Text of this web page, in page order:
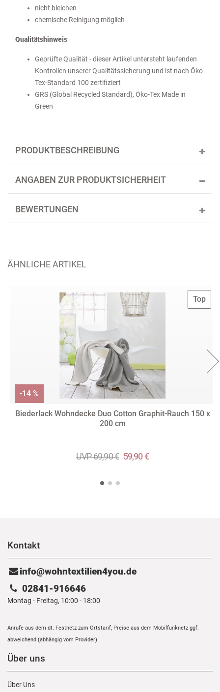
nicht bleichen
chemische Reinigung möglich
Qualitätshinweis
Geprüfte Qualität - dieser Artikel untersteht laufenden
Kontrollen unserer Qualitätssicherung und ist nach Öko-
Tex-Standard 100 zertifiziert
GRS (Global Recycled Standard), Öko-Tex Made in
Green
PRODUKTBESCHREIBUNG
ANGABEN ZUR PRODUKTSICHERHEIT
BEWERTUNGEN
ÄHNLICHE ARTIKEL
Top
Biederlack Wohndecke Duo Cotton Graphit-Rauch 150 x
200 cm
UVP 69,90 € 59,90 €
-14 %
Kontakt
info@wohntextilien4you.de
02841-916646
Montag - Freitag, 10:00 - 18:00
Anrufe aus dem dt. Festnetz zum Ortstarif, Preise aus dem Mobilfunknetz ggf.
abweichend (abhängig vom Provider).
Über uns
Über Uns